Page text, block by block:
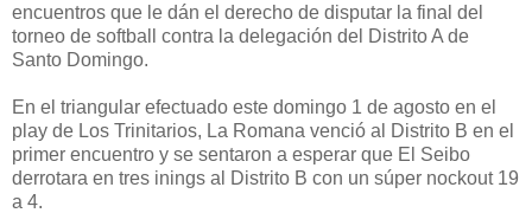
encuentros que le dán el derecho de disputar la final del
torneo de softball contra la delegación del Distrito A de
Santo Domingo.
En el triangular efectuado este domingo 1 de agosto en el
play de Los Trinitarios, La Romana venció al Distrito B en el
primer encuentro y se sentaron a esperar que El Seibo
derrotara en tres inings al Distrito B con un súper nockout 19
a 4.